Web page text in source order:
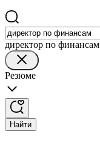
директор по финансам
Резюме
Найти